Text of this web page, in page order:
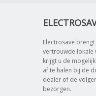
Electrosave
vertrouwde lokale
krijgt u de
af te halen bij de
dealer of de
bezorgen.